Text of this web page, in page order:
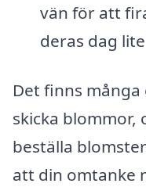
vän för att
deras dag
Det finns
skicka blommor,
beställa
att din omtanke